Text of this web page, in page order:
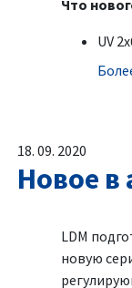
Что
UV
18. 09. 2020
Новое в
LDM
новую